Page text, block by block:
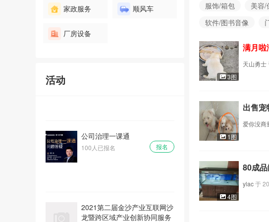
家政服务 顺风车
厂房设备
活动
2021注册会计师考情分析和过
动
服饰/箱包
美容/
软件/图书音像
3图
满月啦
天山勇士
1图
出售
爱你没商
4图
80成
ylac于